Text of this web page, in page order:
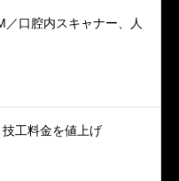
／口腔内スキャナー、人
工料金を値上げ